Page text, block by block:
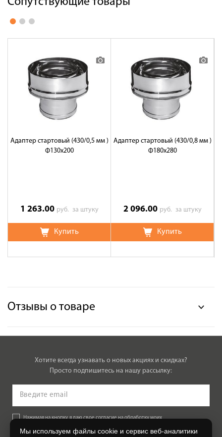
Адаптер стартовый (430/0,5 мм )
Ф130х200
1 263.00 руб. за штуку
Купить
Адаптер стартовый (430/0,8 мм )
Ф180х280
2 096.00 руб. за штуку
Купить
Отзывы о товаре
Хотите всегда узнавать о новых акциях и скидках?
Просто подпишитесь на нашу рассылку:
Нажимая на кнопку, я даю свое согласие на обработку моих
Согласии на обработку персональных данных.
Мы используем файлы cookie и сервис веб-аналитики